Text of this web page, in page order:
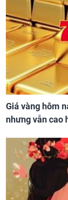
Giá vàng hôm
nhưng vẫn cao